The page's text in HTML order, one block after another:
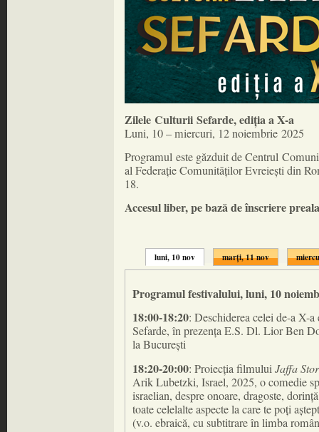
Zilele Culturii Sefarde, ediția a X-a
Luni, 10 – miercuri, 12 noiembrie 2025
Programul este găzduit de Centrul
al Federație Comunităților Evreiești din
18.
Accesul liber, pe bază de înscriere
luni, 10 nov marți, 11 nov
Programul festivalului, luni, 10
18:00-18:20: Deschiderea celei de-a X-
Sefarde, în prezența E.S. Dl. Lior Ben
la București
18:20-20:00: Proiecția filmuluiJaffa
Arik Lubetzki, Israel, 2025, o comedie
israelian, despre onoare, dragoste,
toate celelalte aspecte la care te poți
(v.o. ebraică, cu subtitrare în limba